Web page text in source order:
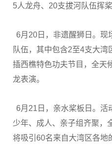
5人龙舟、20支拔河队伍挥桨
6月20日，非遗醒狮日。现
队伍，其中包含2至4支大
插西樵特色功夫节目，全天
龙表演。
6月21日，亲水桨板日。活
少年、成人、亲子组齐聚，
将吸引60名来自大湾区各地